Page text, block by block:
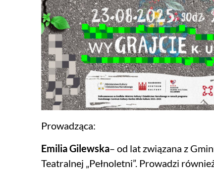
Prowadząca:
Emilia Gilewska– od lat związana z
Teatralnej „Pełnoletni”. Prowadzi